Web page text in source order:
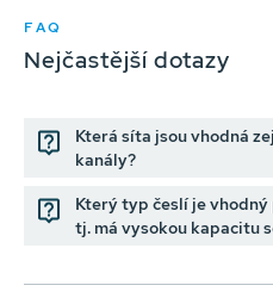
FAQ
Nejčastější dotazy
Která síta jsou vhodná
kanály?
Který typ česlí je
tj. má vysokou kapacitu